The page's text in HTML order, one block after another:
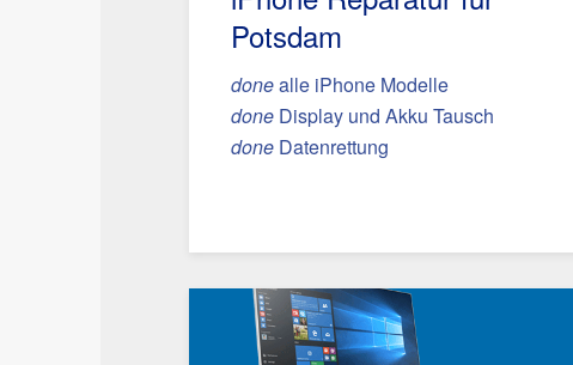
Potsdam
donealle iPhone Modelle
doneDisplay und Akku Tausch
doneDatenrettung